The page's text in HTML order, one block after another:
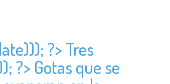
?> Tres
?> Gotas que se